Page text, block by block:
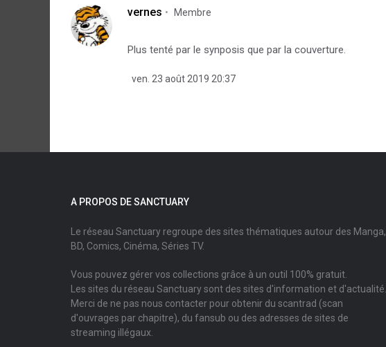
vernes Membre
Plus tenté par le synposis que par la couverture.
ven. 23 août 2019 20:37
A PROPOS DE SANCTUARY
Le réseau Sanctuary regroupe des sites thématiques autour des Manga,
BD, Comics, Cinéma, Séries TV.
Vous pouvez gérer vos collections grâce à un outil 100% gratuit.
Les sites du réseau Sanctuary sont des sites d'information et d'actualité.
Merci de ne pas nous contacter pour obtenir du scantrad (scan
d'ouvrages par chapitre), du fansub ou des adresses de sites de
streaming illégaux.